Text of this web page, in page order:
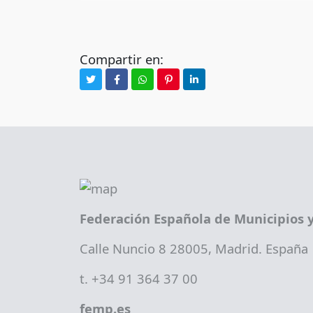
Compartir en:
Federación Española de Municipios
Calle Nuncio 8 28005, Madrid. España
t. +34 91 364 37 00
femp.es